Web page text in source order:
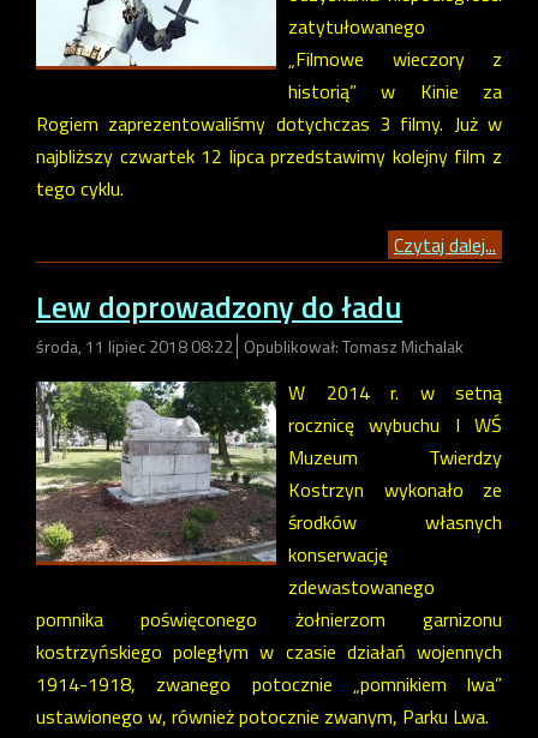
zatytułowanego
„Filmowe wieczory z
historią” w Kinie za
Rogiem zaprezentowaliśmy dotychczas 3 filmy. Już w
najbliższy czwartek 12 lipca przedstawimy kolejny film z
tego cyklu.
Czytaj dalej...
Lew doprowadzony do ładu
środa, 11 lipiec 2018 08:22 Opublikował: Tomasz Michalak
W 2014 r. w setną
rocznicę wybuchu I WŚ
Muzeum Twierdzy
Kostrzyn wykonało ze
środków własnych
konserwację
zdewastowanego
pomnika poświęconego żołnierzom garnizonu
kostrzyńskiego poległym w czasie działań wojennych
1914-1918, zwanego potocznie „pomnikiem lwa”
ustawionego w, również potocznie zwanym, Parku Lwa.